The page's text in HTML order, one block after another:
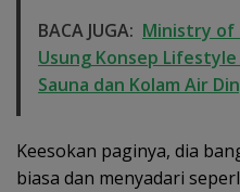
BACA JUGA: Ministry of
Usung Konsep
Sauna dan Kolam Air
Keesokan paginya, dia
biasa dan menyadari